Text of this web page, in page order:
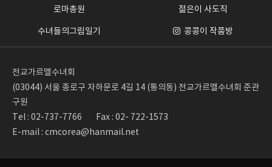
로마총원 젊은이 사도직
수녀들의그림일기 콩콩이 작품방
전교가르멜수녀회
(03044) 서울 종로구 자하문로 4길 14 (통의동) 전교가르멜수녀회 준관
구원
Tel : 02-737-7766
Fax : 02- 722-1573
E-mail : cmcorea@hanmail.net